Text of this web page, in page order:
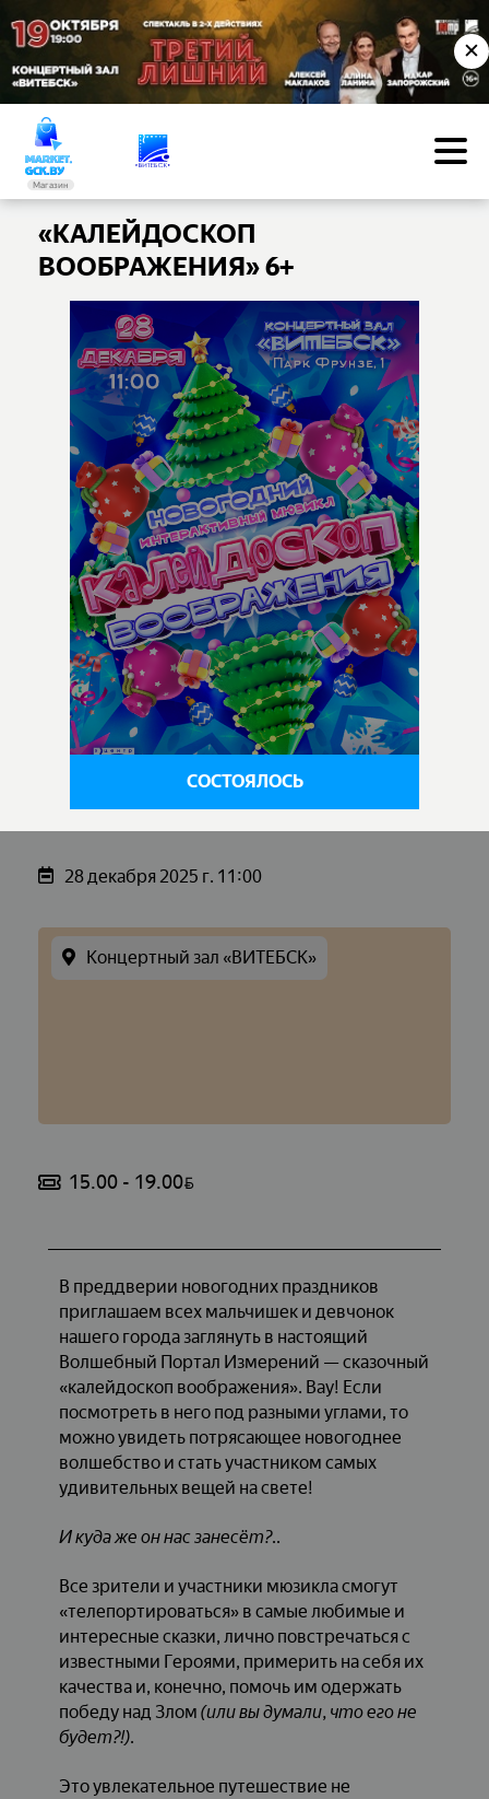
✕
Магазин
«КАЛЕЙДОСКОП
ВООБРАЖЕНИЯ» 6+
СОСТОЯЛОСЬ
28 декабря 2025 г. 11:00
Концертный зал «ВИТЕБСК»
15.00 - 19.00BYN
В преддверии новогодних праздников
приглашаем всех мальчишек и девчонок
нашего города заглянуть в настоящий
Волшебный Портал Измерений — сказочный
«калейдоскоп воображения». Вау! Если
посмотреть в него под разными углами, то
можно увидеть потрясающее новогоднее
волшебство и стать участником самых
удивительных вещей на свете!
И куда же он нас занесёт?..
Все зрители и участники мюзикла смогут
«телепортироваться» в самые любимые и
интересные сказки, лично повстречаться с
известными Героями, примерить на себя их
качества и, конечно, помочь им одержать
победу над Злом (или вы думали, что его не
будет?!).
Это увлекательное путешествие не